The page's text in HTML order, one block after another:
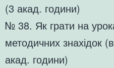
(3 акад. години)
№ 38. Як грати на
методичних знахідок
акад. години)